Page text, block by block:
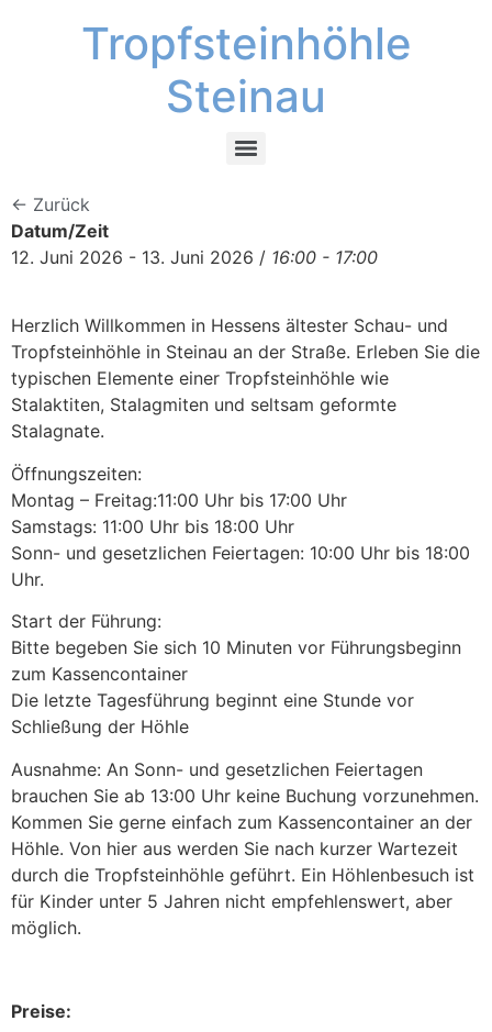
Tropfsteinhöhle
Steinau
← Zurück
Datum/Zeit
12. Juni 2026 - 13. Juni 2026 / 16:00 - 17:00
Herzlich Willkommen in Hessens ältester Schau- und
Tropfsteinhöhle in Steinau an der Straße. Erleben Sie die
typischen Elemente einer Tropfsteinhöhle wie
Stalaktiten, Stalagmiten und seltsam geformte
Stalagnate.
Öffnungszeiten:
Montag – Freitag:11:00 Uhr bis 17:00 Uhr
Samstags: 11:00 Uhr bis 18:00 Uhr
Sonn- und gesetzlichen Feiertagen: 10:00 Uhr bis 18:00
Uhr.
Start der Führung:
Bitte begeben Sie sich 10 Minuten vor Führungsbeginn
zum Kassencontainer
Die letzte Tagesführung beginnt eine Stunde vor
Schließung der Höhle
Ausnahme: An Sonn- und gesetzlichen Feiertagen
brauchen Sie ab 13:00 Uhr keine Buchung vorzunehmen.
Kommen Sie gerne einfach zum Kassencontainer an der
Höhle. Von hier aus werden Sie nach kurzer Wartezeit
durch die Tropfsteinhöhle geführt. Ein Höhlenbesuch ist
für Kinder unter 5 Jahren nicht empfehlenswert, aber
möglich.
Preise: